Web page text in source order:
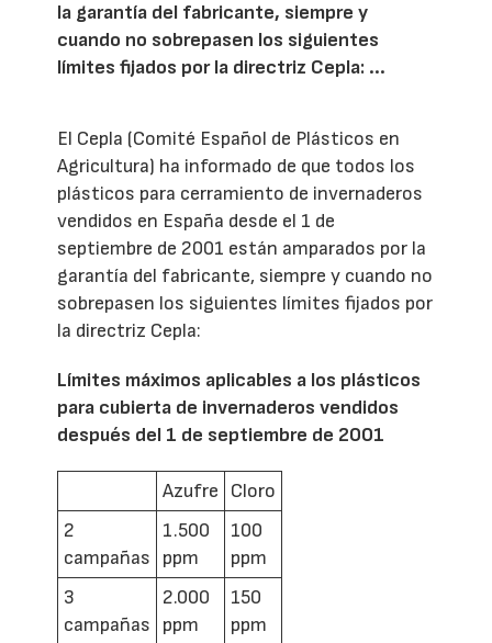
la garantía del fabricante, siempre y
cuando no sobrepasen los siguientes
límites fijados por la directriz Cepla: ...
El Cepla (Comité Español de Plásticos en
Agricultura) ha informado de que todos los
plásticos para cerramiento de invernaderos
vendidos en España desde el 1 de
septiembre de 2001 están amparados por la
garantía del fabricante, siempre y cuando no
sobrepasen los siguientes límites fijados por
la directriz Cepla:
Límites máximos aplicables a los plásticos
para cubierta de invernaderos vendidos
después del 1 de septiembre de 2001
Azufre
Cloro
2
campañas
1.500
ppm
100
ppm
3
campañas
2.000
ppm
150
ppm